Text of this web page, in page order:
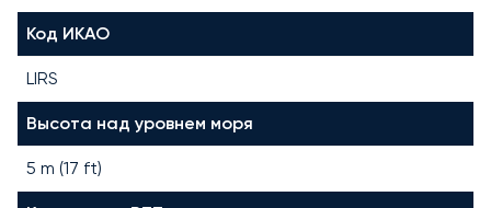
Код ИКАО
LIRS
Высота над уровнем моря
5 m (17 ft)